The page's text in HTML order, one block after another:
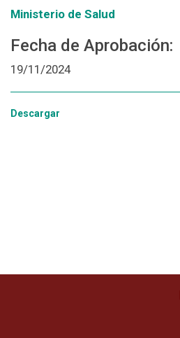
Ministerio de Salud
Fecha de Aprobación:
19/11/2024
Descargar